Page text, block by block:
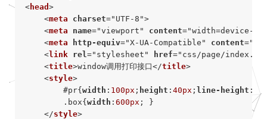
<head >
<meta charset="UTF-8">
<meta name="viewport" content="width=device-
<meta http-equiv="X-UA-Compatible" content=
<link rel ="stylesheet" href="css/page/
<title>window调用打印接口</title>
<style>
#pr{ width : 100px ; height : 40px ; line-height :
.box{ width : 600px ;
}
</style>